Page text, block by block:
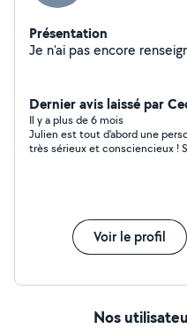
Présentation
Dernier avis laissé par
Il y a plus de 6 mois
Julien est tout d'abord une
très sérieux et consciencieux ! Son travail est minutieux , il fait
Voir le profil
Nos